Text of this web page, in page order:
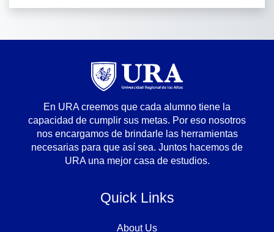
En URA creemos que cada alumno tiene la
capacidad de cumplir sus metas. Por eso nosotros
nos encargamos de brindarle las herramientas
necesarias para que así sea. Juntos hacemos de
URA una mejor casa de estudios.
Quick Links
About Us